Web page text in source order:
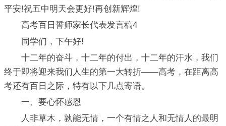
平安!祝五中明天会更好!再创新辉煌!
高考百日誓师家长代表发言稿4
同学们，下午好!
十二年的奋斗，十二年的付出，十二年的汗水，我们
终于即将迎来我们人生的第一大转折——高考，在距离高
考还有百日之际，特有以下几点寄语。
一、要心怀感恩
人非草木，孰能无情，一个有情之人和无情人的最明